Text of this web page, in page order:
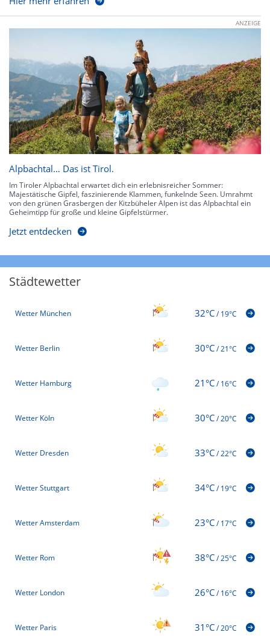
ANZEIGE
Alpbachtal… Das ist Tirol.
Im Tiroler Alpbachtal erwartet dich ein erlebnisreicher Sommer:
Majestätische Gipfel, faszinierende Klammen, funkelnde Seen. Umrahmt
von den grünen Grasbergen der Kitzbüheler Alpen ist das Alpbachtal ein
Geheimtipp für große und kleine Gipfelstürmer.
Jetzt entdecken
Städtewetter
Wetter München 32°C/19°C
Wetter Berlin 30°C/21°C
Wetter Hamburg 21°C/16°C
Wetter Köln 30°C/20°C
Wetter Dresden 33°C/22°C
Wetter Stuttgart 34°C/19°C
Wetter Amsterdam 23°C/17°C
Wetter Rom 38°C/25°C
Wetter London 26°C/16°C
Wetter Paris 31°C/20°C